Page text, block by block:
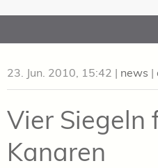
to
23. Jun. 2010, 15:42 | news |
Vier Siegeln
Kanaren